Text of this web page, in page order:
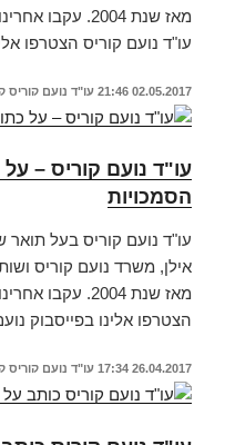
מאז שנת 2004.
עו"ד נועם קוריס הצטרפו
02.05.2017
21:46 עו"ד נועם קוריס
עו"ד נועם קוריס – על
הסמכויות
עו"ד נועם קוריס בעל
אילן, משרד נועם קוריס
מאז שנת 2004.
הצטרפו אלינו בפייסבוק
26.04.2017
17:34 עו"ד נועם קוריס